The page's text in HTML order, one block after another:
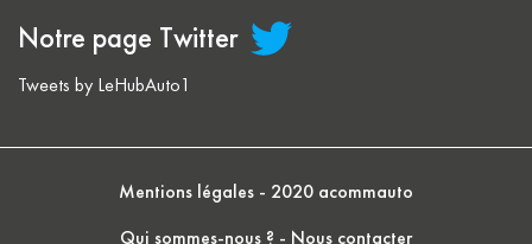
Notre page Twitter
Tweets by LeHubAuto1
Mentions légales - 2020 acommauto
Qui sommes-nous ? - Nous contacter